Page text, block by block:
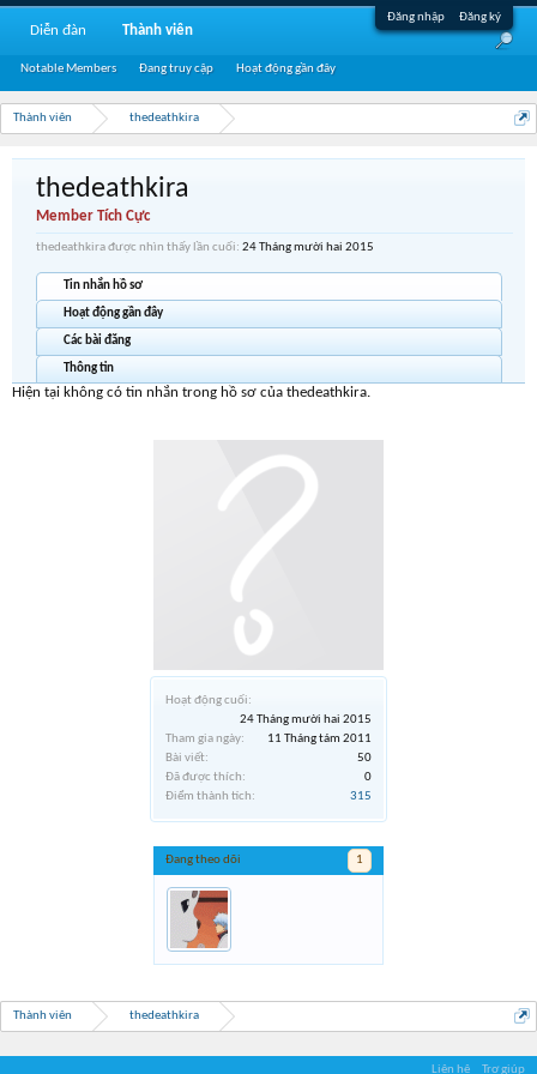
Đăng nhập Đăng ký
Thành viên thedeathkira
Hoạt động cuối:
24 Tháng mười hai 2015
Tham gia ngày:
11 Tháng tám 2011
Bài viết:
50
Đã được thích:
0
Điểm thành tích:
315
Đang theo dõi 1
thedeathkira
Member Tích Cực
thedeathkira được nhìn thấy lần cuối: 24 Tháng mười hai 2015
Tin nhắn hồ sơ
Hoạt động gần đây
Các bài đăng
Thông tin
Hiện tại không có tin nhắn trong hồ sơ của thedeathkira.
Thành viên thedeathkira
Diễn đàn Thành viên
Notable Members Đang truy cập Hoạt động gần đây
Liên hệ Trợ giúp